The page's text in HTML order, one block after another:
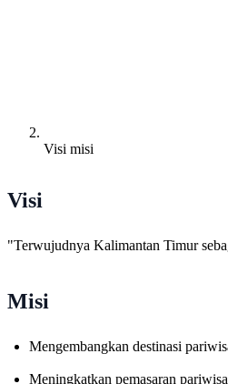
Visi misi
Visi
"Terwujudnya Kalimantan Timur
Misi
Mengembangkan destinasi
Meningkatkan pemasaran